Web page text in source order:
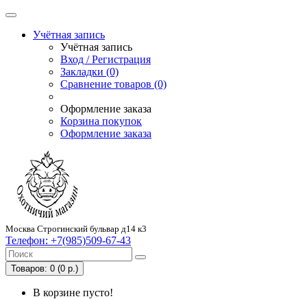
Учётная запись
Учётная запись
Вход / Регистрация
Закладки (0)
Сравнение товаров (0)
Оформление заказа
Корзина покупок
Оформление заказа
Москва Строгинский бульвар д14 к3
Телефон: +7(985)509-67-43
Товаров: 0 (0 р.)
В корзине пусто!